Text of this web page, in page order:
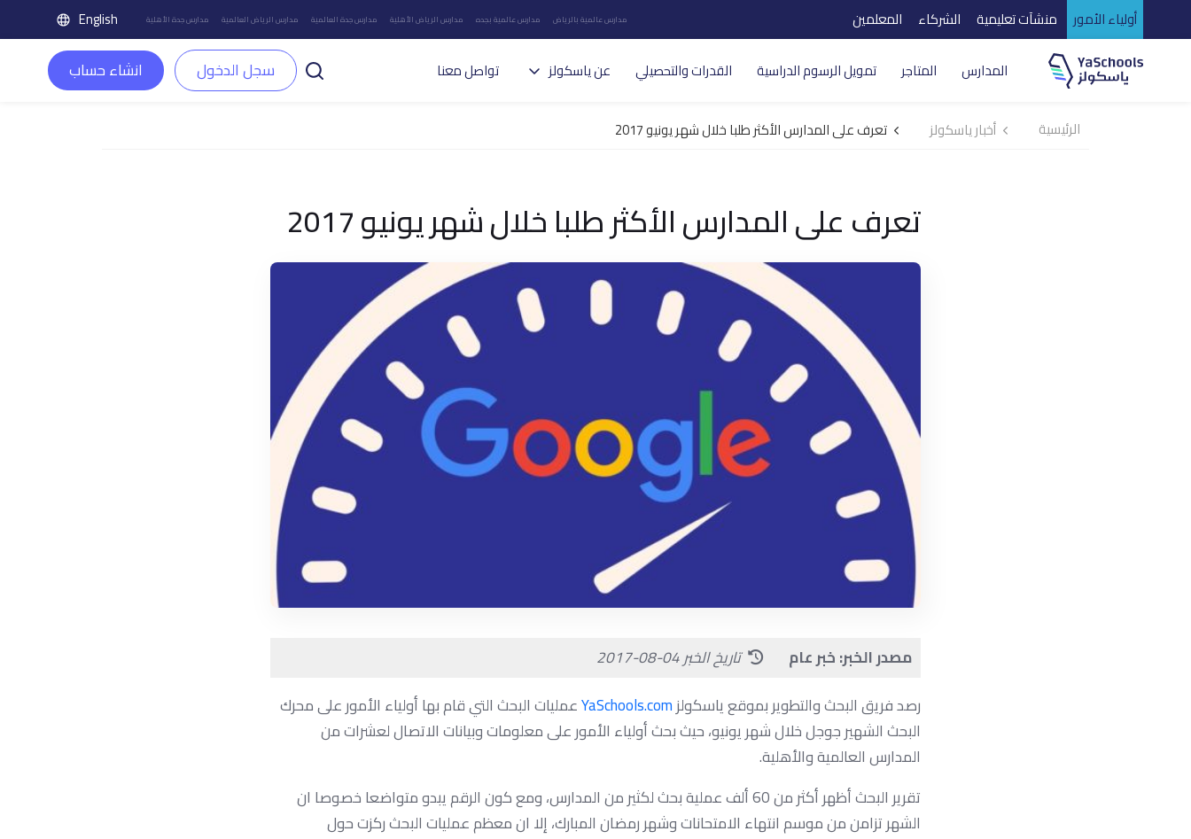
أولياء الأمور منشآت تعليمية الشركاء المعلمين مدارس عالمية بالرياض مدارس عالمية بجده مدارس الرياض الأهلية مدارس جدة العالمية مدارس الرياض العالمية مدارس جدة الأهلية English
المدارس المتاجر تمويل الرسوم الدراسية القدرات والتحصيلي عن ياسكولز تواصل معنا سجل الدخول انشاء حساب
الرئيسية أخبار ياسكولز تعرف على المدارس الأكثر طلبا خلال شهر يونيو 2017
تعرف على المدارس الأكثر طلبا خلال شهر يونيو 2017
مصدر الخبر: خبر عام
تاريخ الخبر 04-08-2017
رصد فريق البحث والتطوير بموقع ياسكولزYaSchools.comعمليات البحث التي قام بها أولياء الأمور على محرك
البحث الشهير جوجل خلال شهر يونيو، حيث بحث أولياء الأمور على معلومات وبيانات الاتصال لعشرات من
المدارس العالمية والأهلية.
تقرير البحث أظهر أكثر من 60 ألف عملية بحث لكثير من المدارس، ومع كون الرقم يبدو متواضعا خصوصا ان
الشهر تزامن من موسم انتهاء الامتحانات وشهر رمضان المبارك، إلا ان معظم عمليات البحث ركزت حول